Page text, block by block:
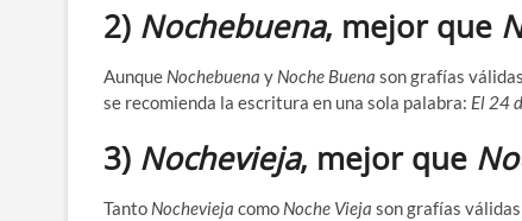
2) Nochebuena, mejor que
Aunque Nochebuena y Noche Buena son grafías
se recomienda la escritura en una sola palabra: El 24
3) Nochevieja, mejor que
Tanto Nochevieja como Noche Vieja son grafías válidas